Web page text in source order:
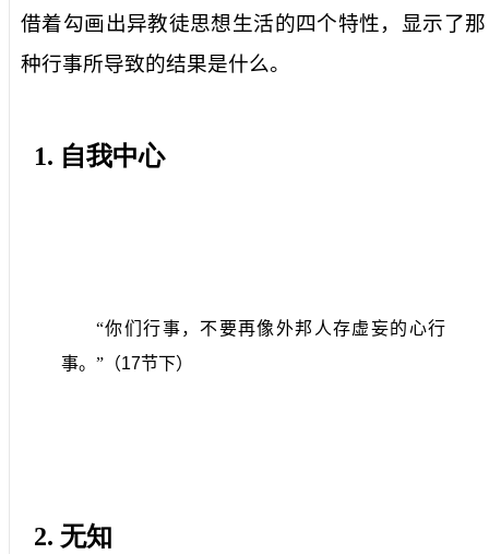
借着勾画出异教徒思想生活的四个特性，显示了那
种行事所导致的结果是什么。
1. 自我中心
“你们行事，不要再像外邦人存虚妄的心行
事。”（17节下）
2. 无知